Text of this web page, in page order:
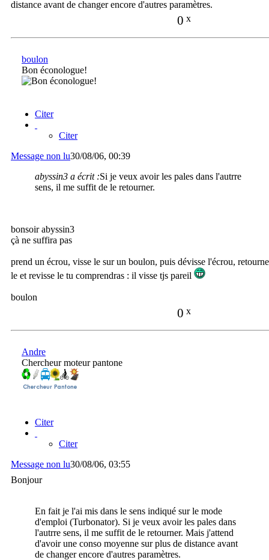
distance avant de changer encore d'autres paramètres.
0 x
boulon
Bon éconologue!
Citer
Citer
Message non lu30/08/06, 00:39
abyssin3 a écrit :Si je veux avoir les pales dans l'autrre
sens, il me suffit de le retourner.
bonsoir abyssin3
çà ne suffira pas
prend un écrou, visse le sur un boulon, puis dévisse l'écrou, retourne
le et revisse le tu comprendras : il visse tjs pareil
boulon
0 x
Andre
Chercheur moteur pantone
Citer
Citer
Message non lu30/08/06, 03:55
Bonjour
En fait je l'ai mis dans le sens indiqué sur le mode
d'emploi (Turbonator). Si je veux avoir les pales dans
l'autrre sens, il me suffit de le retourner. Mais j'attend
d'avoir une conso moyenne sur plus de distance avant
de changer encore d'autres paramètres.